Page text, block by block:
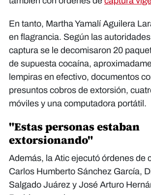
En tanto, Martha Yamalí Aguilera
en flagrancia. Según las
captura se le decomisaron 20
de supuesta cocaína,
lempiras en efectivo, documentos
presuntos cobros de extorsión,
móviles y una computadora portátil.
"Estas personas estaban
extorsionando"
Además, la Atic ejecutó órdenes de
Carlos Humberto Sánchez García,
Salgado Juárez y José Arturo